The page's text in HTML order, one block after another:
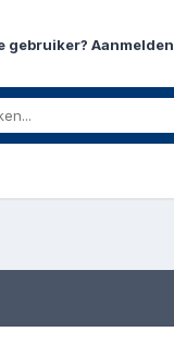
gebruiker? Aanmelden